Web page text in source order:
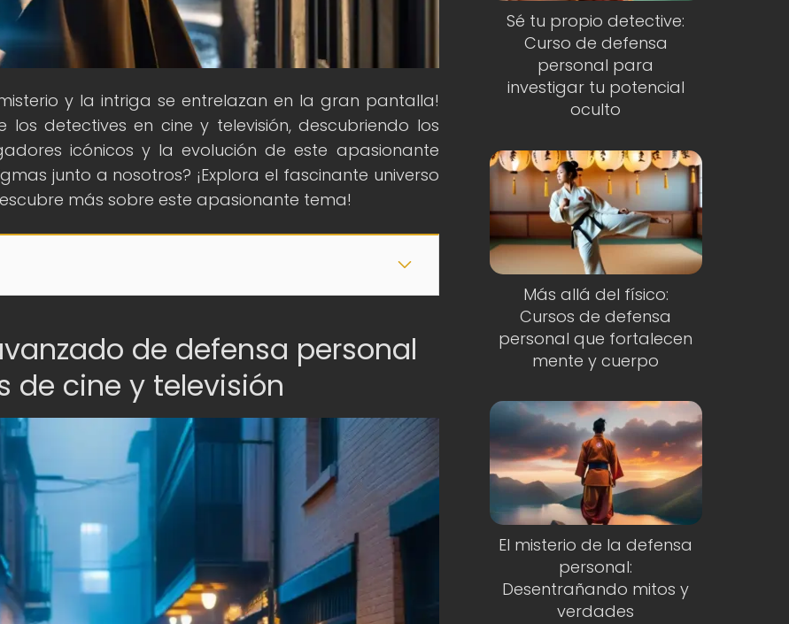
y la intriga se entrelazan en la gran pantalla!
detectives en cine y televisión, descubriendo los
icónicos y la evolución de este apasionante
junto a nosotros? ¡Explora el fascinante universo
más sobre este apasionante tema!
de defensa personal
de cine y televisión
Sé tu propio detective:
Curso de defensa
personal para
investigar tu potencial
oculto
Más allá del físico:
Cursos de defensa
personal que fortalecen
mente y cuerpo
El misterio de la defensa
personal:
Desentrañando mitos y
verdades